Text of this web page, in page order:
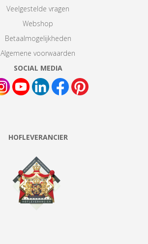
Veelgestelde vragen
Webshop
Betaalmogelijkheden
Algemene voorwaarden
SOCIAL MEDIA
HOFLEVERANCIER